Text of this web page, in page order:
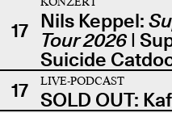
17 Nils Keppel:
Tour 2026|
Suicide
17
LIVE-PODCAST
SOLD OUT: